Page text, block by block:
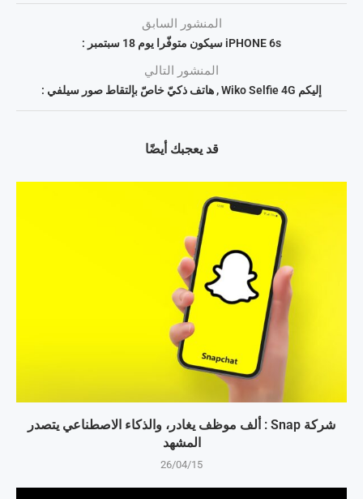
المنشور السابق
iPHONE 6s سيكون متوفّرا يوم 18 سبتمبر :
المنشور التالي
إليكم Wiko Selfie 4G , هاتف ذكيّ خاصّ بإلتقاط صور سيلفي :
قد يعجبك أيضًا
شركة Snap : ألف موظف يغادر، والذكاء الاصطناعي يتصدر
المشهد
26/04/15